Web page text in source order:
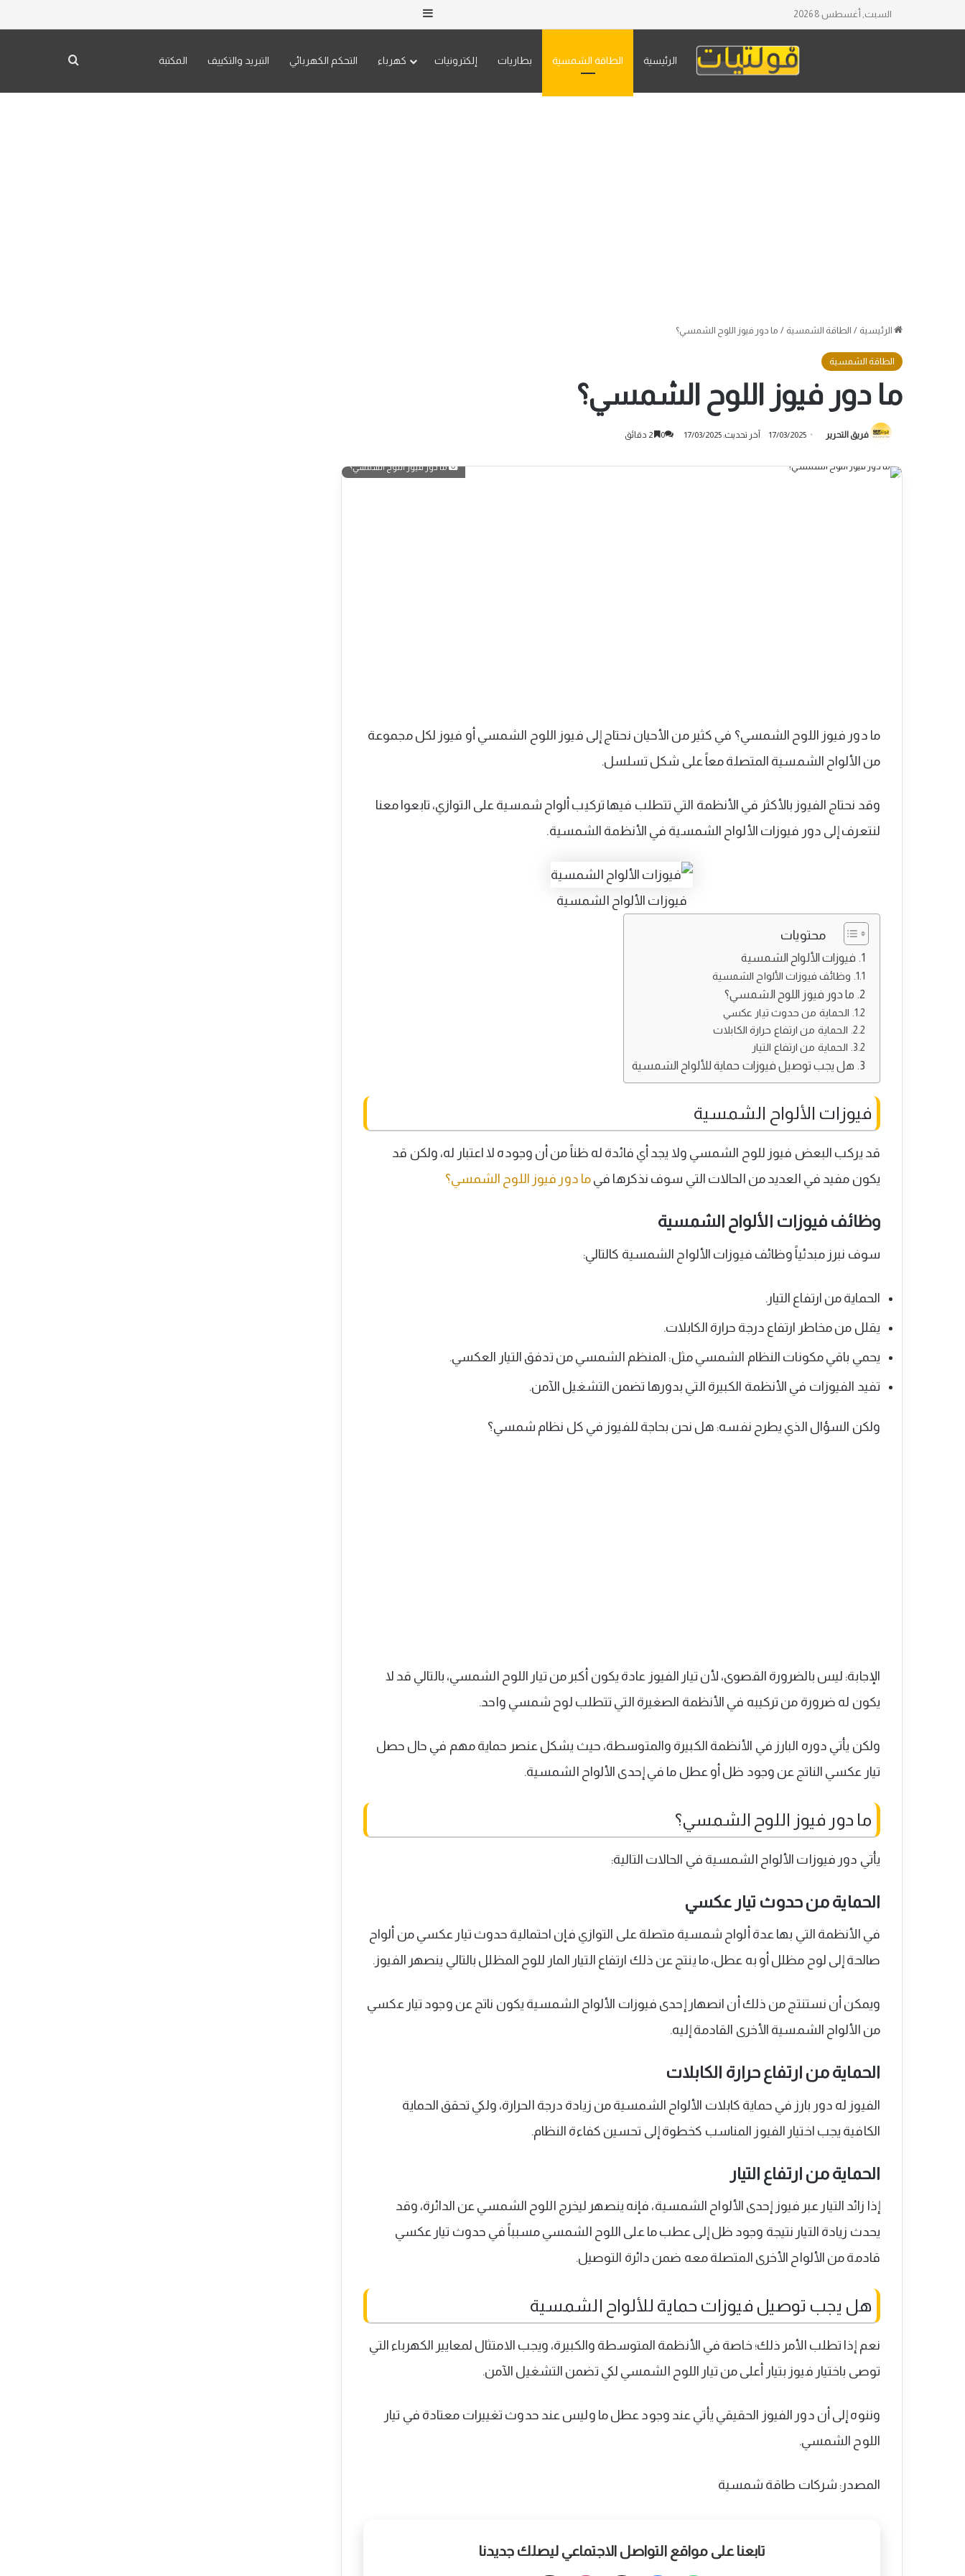
السبت, أغسطس 8 2026 إضافة عمود جانبي
الرئيسية الطاقة الشمسية بطاريات إلكترونيات كهرباء التحكم الكهربائي التبريد والتكييف المكتبة بحث عن
الرئيسية / الطاقة الشمسية / ما دور فيوز اللوح الشمسي؟
الطاقة الشمسية
ما دور فيوز اللوح الشمسي؟
فريق التحرير 17/03/2025 آخر تحديث: 17/03/2025 0
ما دور فيوز اللوح الشمسي؟
ما دور فيوز اللوح الشمسي؟ في كثير من الأحيان نحتاج إلى فيوز اللوح الشمسي أو فيوز لكل مجموعة
من الألواح الشمسية المتصلة معاً على شكل تسلسل.
وقد نحتاج الفيوز بالأكثر في الأنظمة التي تتطلب فيها تركيب ألواح شمسية على التوازي، تابعوا معنا
لنتعرف إلى دور فيوزات الألواح الشمسية في الأنظمة الشمسية.
فيوزات الألواح الشمسية
محتويات
فيوزات الألواح الشمسية
وظائف فيوزات الألواح الشمسية
ما دور فيوز اللوح الشمسي؟
الحماية من حدوث تيار عكسي
الحماية من ارتفاع حرارة الكابلات
الحماية من ارتفاع التيار
هل يجب توصيل فيوزات حماية للألواح الشمسية
فيوزات الألواح الشمسية
قد يركب البعض فيوز للوح الشمسي ولا يجد أي فائدة له ظناً من أن وجوده لا اعتبار له، ولكن قد
يكون مفيد في العديد من الحالات التي سوف نذكرها في ما دور فيوز اللوح الشمسي؟
وظائف فيوزات الألواح الشمسية
سوف نبرز مبدئياً وظائف فيوزات الألواح الشمسية كالتالي:
الحماية من ارتفاع التيار.
يقلل من مخاطر ارتفاع درجة حرارة الكابلات.
يحمي باقي مكونات النظام الشمسي مثل: المنظم الشمسي من تدفق التيار العكسي.
تفيد الفيوزات في الأنظمة الكبيرة التي بدورها تضمن التشغيل الآمن.
ولكن السؤال الذي يطرح نفسه: هل نحن بحاجة للفيوز في كل نظام شمسي؟
الإجابة: ليس بالضرورة القصوى، لأن تيار الفيوز عادة يكون أكبر من تيار اللوح الشمسي، بالتالي قد لا
يكون له ضرورة من تركيبه في الأنظمة الصغيرة التي تتطلب لوح شمسي واحد.
ولكن يأتي دوره البارز في الأنظمة الكبيرة والمتوسطة، حيث يشكل عنصر حماية مهم في حال حصل
تيار عكسي الناتج عن وجود ظل أو عطل ما في إحدى الألواح الشمسية.
ما دور فيوز اللوح الشمسي؟
يأتي دور فيوزات الألواح الشمسية في الحالات التالية:
الحماية من حدوث تيار عكسي
في الأنظمة التي بها عدة ألواح شمسية متصلة على التوازي فإن احتمالية حدوث تيار عكسي من ألواح
صالحة إلى لوح مظلل أو به عطل، ما ينتج عن ذلك ارتفاع التيار المار للوح المظلل بالتالي ينصهر الفيوز.
ويمكن أن نستنتج من ذلك أن انصهار إحدى فيوزات الألواح الشمسية يكون ناتج عن وجود تيار عكسي
من الألواح الشمسية الأخرى القادمة إليه.
الحماية من ارتفاع حرارة الكابلات
الفيوز له دور بارز في حماية كابلات الألواح الشمسية من زيادة درجة الحرارة، ولكي تحقق الحماية
الكافية يجب اختيار الفيوز المناسب كخطوة إلى تحسين كفاءة النظام.
الحماية من ارتفاع التيار
إذا زائد التيار عبر فيوز إحدى الألواح الشمسية، فإنه ينصهر ليخرج اللوح الشمسي عن الدائرة، وقد
يحدث زيادة التيار نتيجة وجود ظل إلى عطب ما على اللوح الشمسي مسبباً في حدوث تيار عكسي
قادمة من الألواح الأخرى المتصلة معه ضمن دائرة التوصيل.
هل يجب توصيل فيوزات حماية للألواح الشمسية
نعم إذا تطلب الأمر ذلك؛ خاصة في الأنظمة المتوسطة والكبيرة، ويجب الامتثال لمعايير الكهرباء التي
توصى باختيار فيوز بتيار أعلى من تيار اللوح الشمسي لكي تضمن التشغيل الآمن.
وننوه إلى أن دور الفيوز الحقيقي يأتي عند وجود عطل ما وليس عند حدوث تغييرات معتادة في تيار
اللوح الشمسي.
المصدر: شركات طاقة شمسية
تابعنا على مواقع التواصل الاجتماعي ليصلك جديدنا